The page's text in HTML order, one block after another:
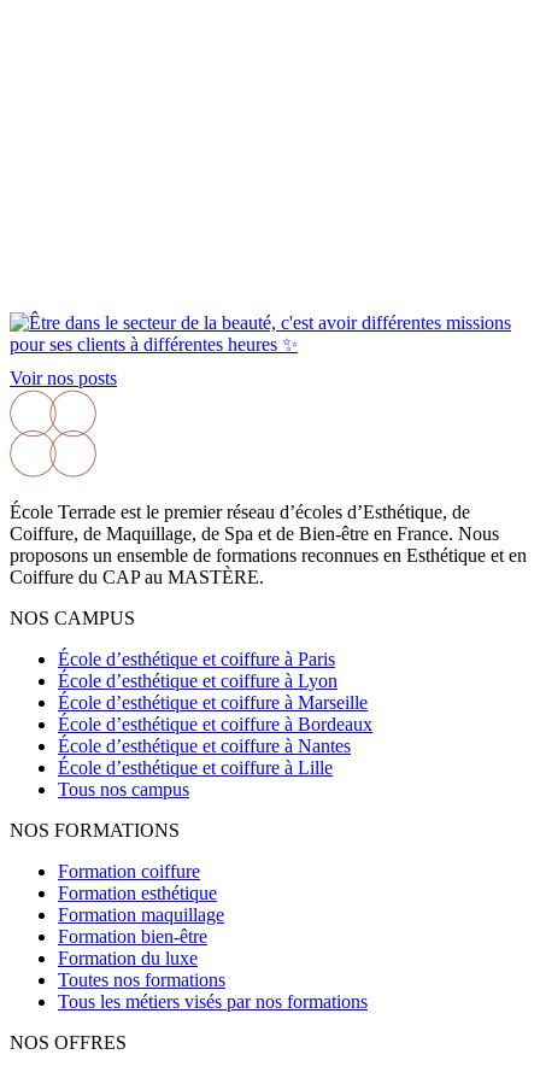
Voir nos posts
École Terrade est le premier réseau d’écoles d’Esthétique, de
Coiffure, de Maquillage, de Spa et de Bien-être en France. Nous
proposons un ensemble de formations reconnues en Esthétique et en
Coiffure du CAP au MASTÈRE.
NOS CAMPUS
École d’esthétique et coiffure à Paris
École d’esthétique et coiffure à Lyon
École d’esthétique et coiffure à Marseille
École d’esthétique et coiffure à Bordeaux
École d’esthétique et coiffure à Nantes
École d’esthétique et coiffure à Lille
Tous nos campus
NOS FORMATIONS
Formation coiffure
Formation esthétique
Formation maquillage
Formation bien-être
Formation du luxe
Toutes nos formations
Tous les métiers visés par nos formations
NOS OFFRES